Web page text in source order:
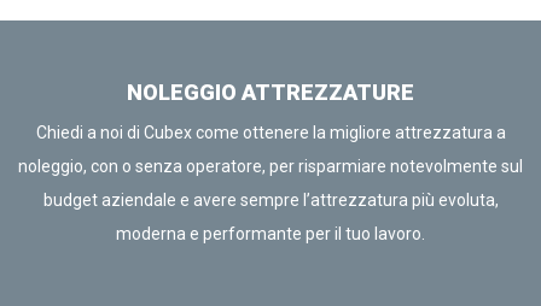
NOLEGGIO ATTREZZATURE
Chiedi a noi di Cubex come ottenere la migliore attrezzatura a
noleggio, con o senza operatore, per risparmiare notevolmente sul
budget aziendale e avere sempre l’attrezzatura più evoluta,
moderna e performante per il tuo lavoro.